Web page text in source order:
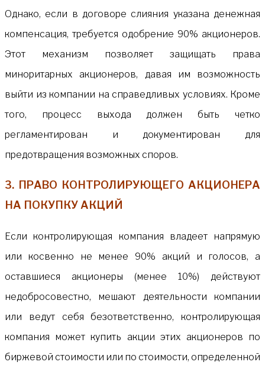
Однако, если в договоре слияния указана денежная
компенсация, требуется одобрение 90% акционеров.
Этот механизм позволяет защищать права
миноритарных акционеров, давая им возможность
выйти из компании на справедливых условиях. Кроме
того, процесс выхода должен быть четко
регламентирован и документирован для
предотвращения возможных споров.
3. ПРАВО КОНТРОЛИРУЮЩЕГО АКЦИОНЕРА
НА ПОКУПКУ АКЦИЙ
Если контролирующая компания владеет напрямую
или косвенно не менее 90% акций и голосов, а
оставшиеся акционеры (менее 10%) действуют
недобросовестно, мешают деятельности компании
или ведут себя безответственно, контролирующая
компания может купить акции этих акционеров по
биржевой стоимости или по стоимости, определенной